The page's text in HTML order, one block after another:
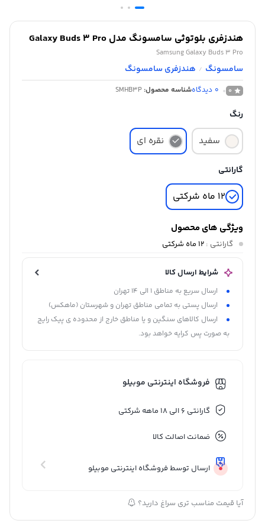
هندزفری بلوتوثی سامسونگ مدل Galaxy Buds 3 Pro
Samsung Galaxy Buds 3 Pro
سامسونگ / هندزفری سامسونگ
0
0 دیدگاهشناسه محصول: SMHB3P
رنگ
سفید نقره ای
گارانتی
12 ماه شرکتی
ویژگی های محصول
گارانتی : 12 ماه شرکتی
شرایط ارسال کالا
ارسال سریع به مناطق 1 الی 14 تهران
ارسال پستی به تمامی مناطق تهران و شهرستان (ماهکس)
ارسال کالاهای سنگین و یا مناطق خارج از محدوده ی پیک رایج
به صورت پس کرایه خواهد بود.
فروشگاه اینترنتی موبیلو
گارانتی 6 الی 18 ماهه شرکتی
ضمانت اصالت کالا
ارسال توسط فروشگاه اینترنتی موبیلو
آیا قیمت مناسب تری سراغ دارید؟